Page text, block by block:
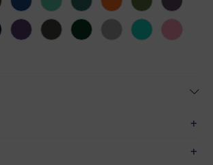
SötétlilaSötétszürke
SötétzöldSportszürke
Türkiz
Világos
rózsaszín